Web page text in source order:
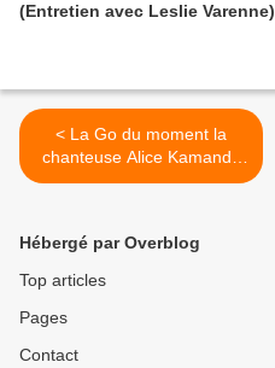
(Entretien avec Leslie Varenne)
< La Go du moment la
chanteuse Alice Kamande
Originaire de Nairobi ,au
Hébergé par Overblog
Top articles
Pages
Contact